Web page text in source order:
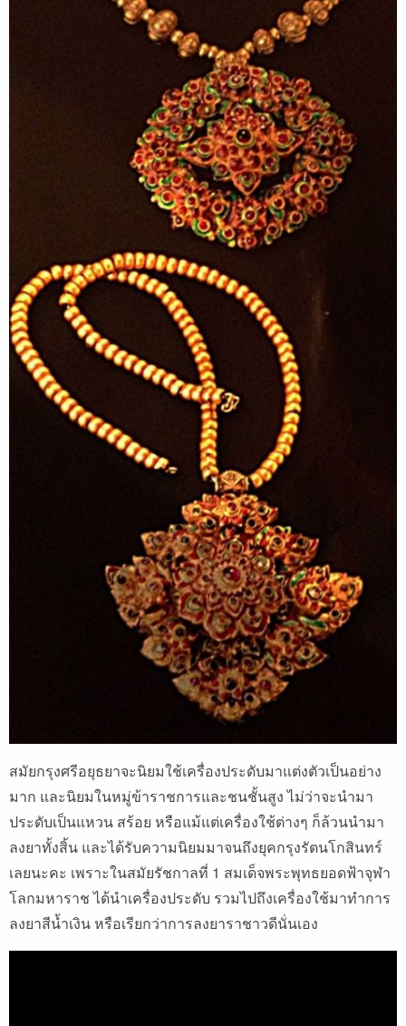
สมัยกรุงศรีอยุธยาจะนิยมใช้เครื่องประดับมาแต่งตัวเป็นอย่าง
มาก และนิยมในหมู่ข้าราชการและชนชั้นสูง ไม่ว่าจะนำมา
ประดับเป็นแหวน สร้อย หรือแม้แต่เครื่องใช้ต่างๆ ก็ล้วนนำมา
ลงยาทั้งสิ้น และได้รับความนิยมมาจนถึงยุคกรุงรัตนโกสินทร์
เลยนะคะ เพราะในสมัยรัชกาลที่ 1 สมเด็จพระพุทธยอดฟ้าจุฬา
โลกมหาราช ได้นำเครื่องประดับ รวมไปถึงเครื่องใช้มาทำการ
ลงยาสีน้ำเงิน หรือเรียกว่าการลงยาราชาวดีนั่นเอง